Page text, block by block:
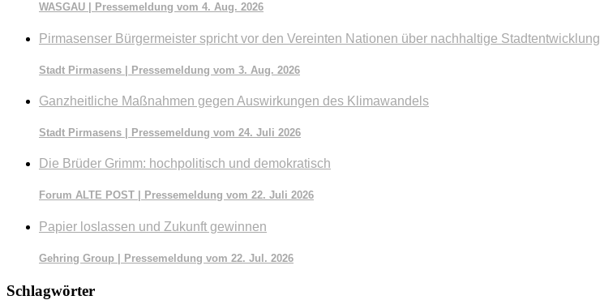
WASGAU | Pressemeldung vom 4. Aug. 2026
Pirmasenser Bürgermeister spricht vor den Vereinten Nationen über nachhaltige Stadtentwicklung
Stadt Pirmasens | Pressemeldung vom 3. Aug. 2026
Ganzheitliche Maßnahmen gegen Auswirkungen des Klimawandels
Stadt Pirmasens | Pressemeldung vom 24. Juli 2026
Die Brüder Grimm: hochpolitisch und demokratisch
Forum ALTE POST | Pressemeldung vom 22. Juli 2026
Papier loslassen und Zukunft gewinnen
Gehring Group | Pressemeldung vom 22. Jul. 2026
Schlagwörter